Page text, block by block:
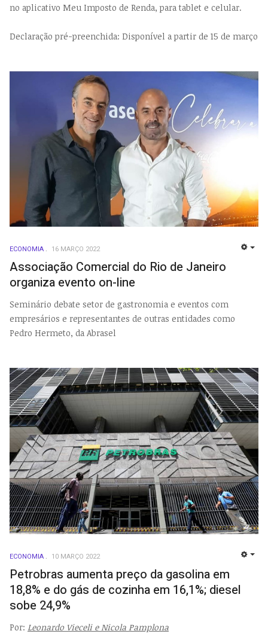
no aplicativo Meu Imposto de Renda, para tablet e celular.
Declaração pré-preenchida: Disponível a partir de 15 de março
ECONOMIA 16 MARÇO 2022
Associação Comercial do Rio de Janeiro
organiza evento on-line
Seminário debate setor de gastronomia e eventos com
empresários e representantes de outras entidades como
Pedro Hermeto, da Abrasel
ECONOMIA 10 MARÇO 2022
Petrobras aumenta preço da gasolina em
18,8% e do gás de cozinha em 16,1%; diesel
sobe 24,9%
Por: Leonardo Vieceli e Nicola Pamplona